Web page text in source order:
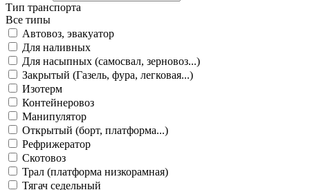
Тип транспорта
Все типы
Автовоз, эвакуатор
Для наливных
Для насыпных (самосвал, зерновоз...)
Закрытый (Газель, фура, легковая...)
Изотерм
Контейнеровоз
Манипулятор
Открытый (борт, платформа...)
Рефрижератор
Скотовоз
Трал (платформа низкорамная)
Тягач седельный